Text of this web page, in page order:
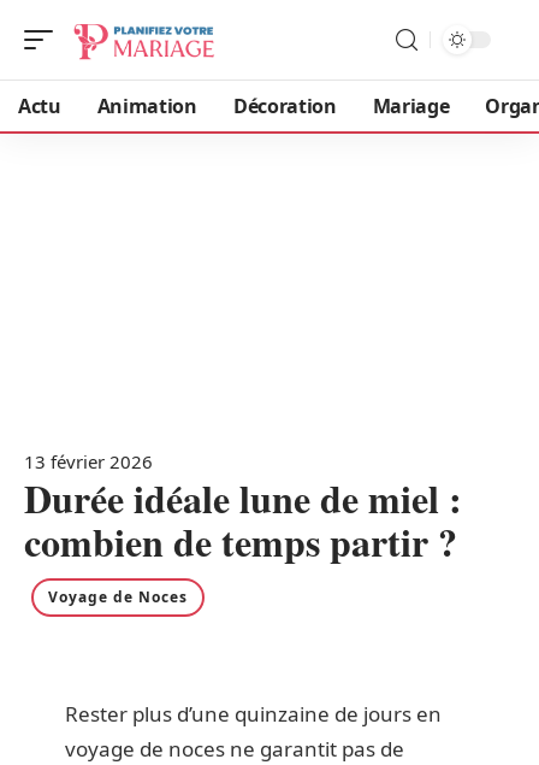
Actu Animation Décoration Mariage
13 février 2026
Durée idéale lune de miel :
combien de temps partir ?
Voyage de Noces
Rester plus d’une quinzaine de jours en
voyage de noces ne garantit pas de